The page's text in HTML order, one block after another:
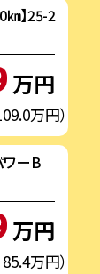
】25-2
万円
万円）
ーB
万円
万円）